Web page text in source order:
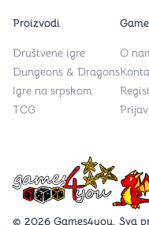
Games4you logo
© 2026 Games4you. Sva
Proizvodi
Društvene igre
Dungeons & Dragons
Igre na srpskom
TCG
O